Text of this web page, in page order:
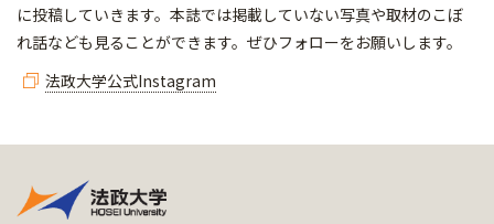
に投稿していきます。本誌では掲載していない写真や取材のこぼ
れ話なども見ることができます。ぜひフォローをお願いします。
法政大学公式Instagram